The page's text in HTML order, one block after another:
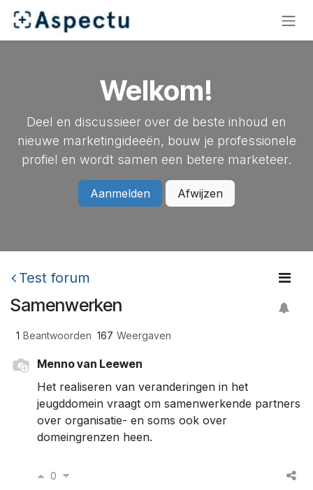
Overslaan naar inhoud
Welkom!
Deel en discussieer over de beste inhoud en
nieuwe marketingideeën, bouw je professionele
profiel en wordt samen een betere marketeer.
Aanmelden Afwijzen
Test forum
Samenwerken
1 Beantwoorden 167 Weergaven
Menno van Leewen
Het realiseren van veranderingen in het
jeugddomein vraagt om samenwerkende partners
over organisatie- en soms ook over
domeingrenzen heen.
0